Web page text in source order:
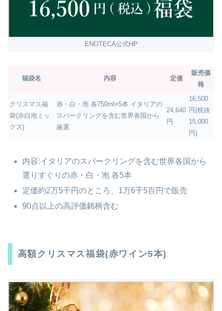
ENOTECA公式HP
福袋名 内容 定価
販売価
格
クリスマス福
袋(赤白泡ミッ
クス)
赤・白・泡 各750ml×5本 イタリアの
スパークリングを含む世界各国から
厳選
24,640
円
16,500
円(税抜
15,000
円)
内容:イタリアのスパークリングを含む世界各国から
選りすぐりの赤・白・泡 各5本
定価約2万5千円のところ、1万6千5百円で販売
90点以上の高評価銘柄含む
高額クリスマス福袋(赤ワイン5本)